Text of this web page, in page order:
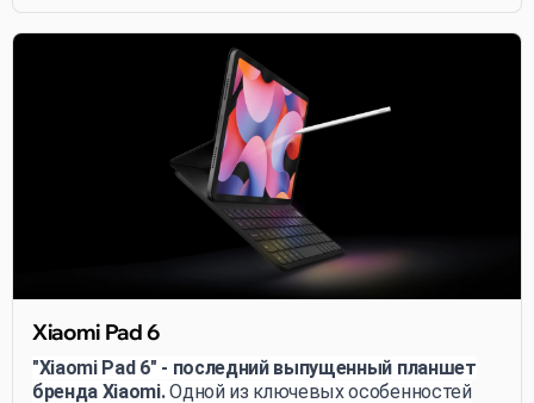
Xiaomi Pad 6
"Xiaomi Pad 6" - последний выпущенный планшет
бренда Xiaomi.Одной из ключевых особенностей